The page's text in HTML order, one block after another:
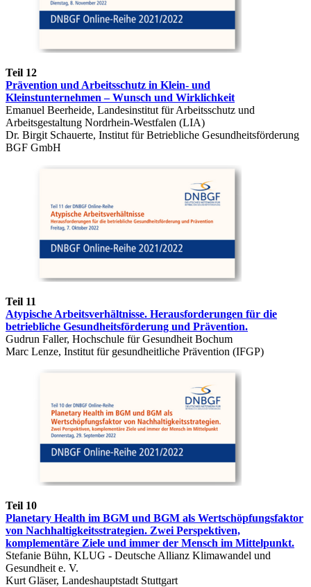
Teil 12
Prävention und Arbeitsschutz in Klein- und
Kleinstunternehmen – Wunsch und Wirklichkeit
Emanuel Beerheide, Landesinstitut für Arbeitsschutz und
Arbeitsgestaltung Nordrhein-Westfalen (LIA)
Dr. Birgit Schauerte, Institut für Betriebliche Gesundheitsförderung
BGF GmbH
Teil 11
Atypische Arbeitsverhältnisse. Herausforderungen für die
betriebliche Gesundheitsförderung und Prävention.
Gudrun Faller, Hochschule für Gesundheit Bochum
Marc Lenze, Institut für gesundheitliche Prävention (IFGP)
Teil 10
Planetary Health im BGM und BGM als Wertschöpfungsfaktor
von Nachhaltigkeitsstrategien. Zwei Perspektiven,
komplementäre Ziele und immer der Mensch im Mittelpunkt.
Stefanie Bühn, KLUG - Deutsche Allianz Klimawandel und
Gesundheit e. V.
Kurt Gläser, Landeshauptstadt Stuttgart